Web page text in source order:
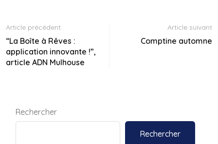
Article précédent
“La Boîte à Rêves :
application innovante !”,
article ADN Mulhouse
Article suivant
Comptine automne
Rechercher
Rechercher